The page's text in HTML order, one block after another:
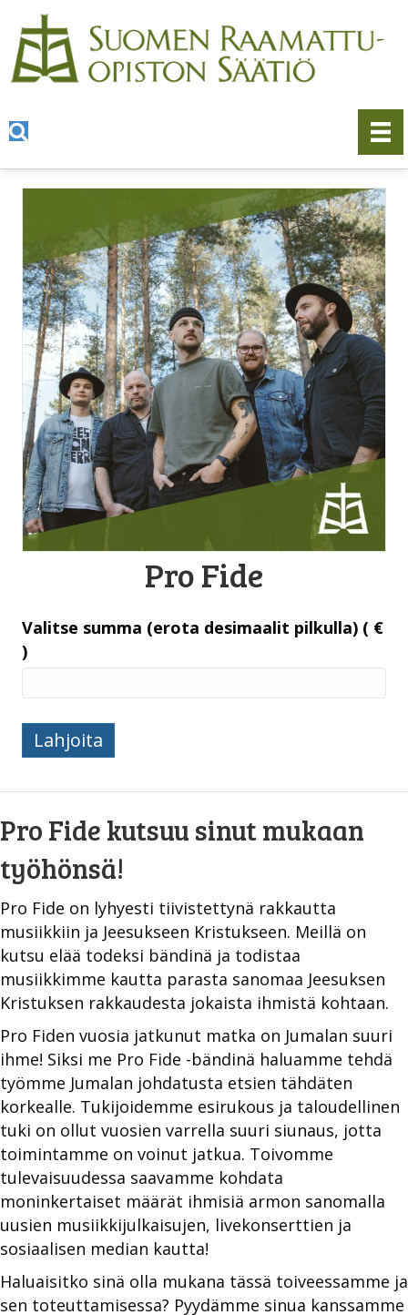
Pro Fide
Valitse summa (erota desimaalit pilkulla) ( €
)
Pro
Fide
Lahjoita
Pro Fide kutsuu sinut mukaan
työhönsä!
Pro Fide on lyhyesti tiivistettynä rakkautta
musiikkiin ja Jeesukseen Kristukseen. Meillä on
kutsu elää todeksi bändinä ja todistaa
musiikkimme kautta parasta sanomaa Jeesuksen
Kristuksen rakkaudesta jokaista ihmistä kohtaan.
Pro Fiden vuosia jatkunut matka on Jumalan suuri
ihme! Siksi me Pro Fide -bändinä haluamme tehdä
työmme Jumalan johdatusta etsien tähdäten
korkealle. Tukijoidemme esirukous ja taloudellinen
tuki on ollut vuosien varrella suuri siunaus, jotta
toimintamme on voinut jatkua. Toivomme
tulevaisuudessa saavamme kohdata
moninkertaiset määrät ihmisiä armon sanomalla
uusien musiikkijulkaisujen, livekonserttien ja
sosiaalisen median kautta!
Haluaisitko sinä olla mukana tässä toiveessamme ja
sen toteuttamisessa? Pyydämme sinua kanssamme